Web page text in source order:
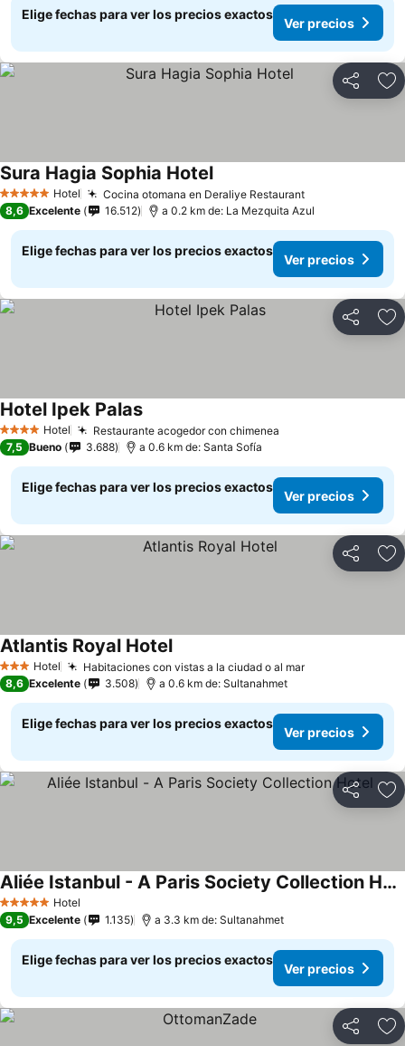
Elige fechas para ver los precios exactos
Ver precios
Compartir
5 Estrellas Hotel Cocina otomana en Deraliye Restaurant
Sura Hagia Sophia Hotel
8,6 Excelente 16.512 a 0.2 km de: La Mezquita Azul
Elige fechas para ver los precios exactos
Ver precios
Compartir
4 EstrellasHotel Restaurante acogedor con chimenea
Hotel Ipek Palas
7,5 Bueno 3.688 a 0.6 km de: Santa Sofía
Elige fechas para ver los precios exactos
Ver precios
Compartir
3 Estrellas
Hotel Habitaciones con vistas a la ciudad o al mar
Atlantis Royal Hotel
8,6 Excelente 3.508 a 0.6 km de: Sultanahmet
Elige fechas para ver los precios exactos
Ver precios
Compartir
5 Estrellas Hotel
Aliée Istanbul - A Paris Society Collection Hotel
9,5 Excelente 1.135 a 3.3 km de: Sultanahmet
Elige fechas para ver los precios exactos
Ver precios
Compartir